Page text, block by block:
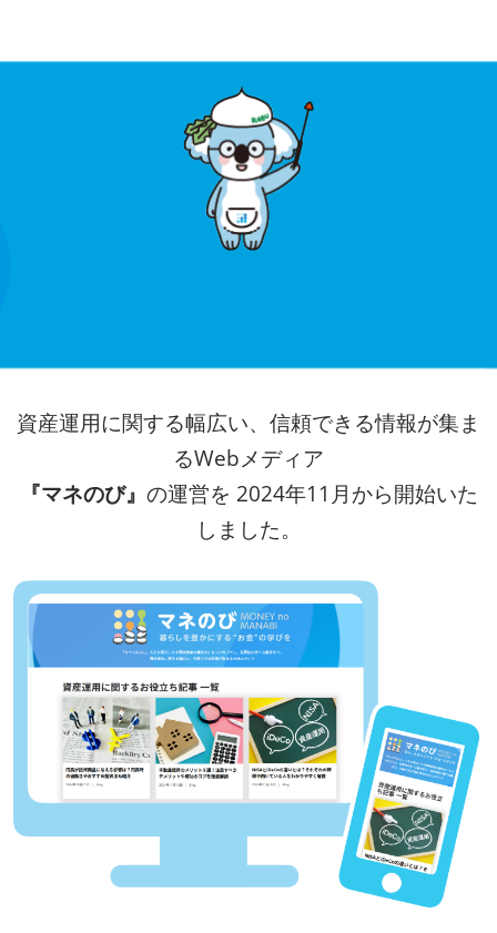
資産運用に関する幅広い、信頼できる情報が集ま
るWebメディア
『マネのび』 の運営を 2024年11月から開始いた
しました。